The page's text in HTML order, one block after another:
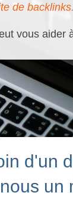
de backlinks.
vous aider
d'un
un